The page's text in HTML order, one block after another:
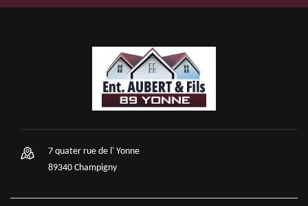
7 quater rue de l' Yonne
89340 Champigny